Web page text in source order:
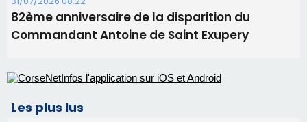
05/08/2026 09:53
Biguglia : messe de la Sainte-Marie et
procession le 14 août
Tennis - Début ce week-end du tournoi du
RCPV